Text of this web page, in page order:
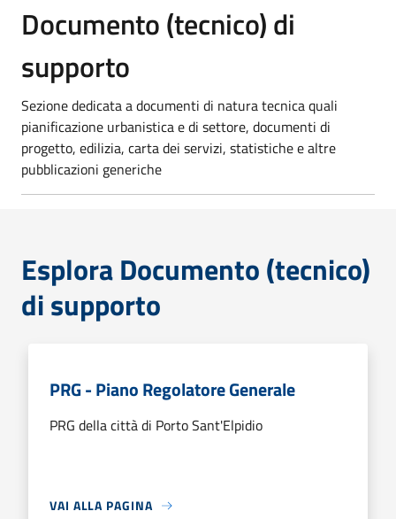
Documento (tecnico) di
supporto
Sezione dedicata a documenti di natura tecnica quali
pianificazione urbanistica e di settore, documenti di
progetto, edilizia, carta dei servizi, statistiche e altre
pubblicazioni generiche
Esplora Documento (tecnico)
di supporto
PRG - Piano Regolatore Generale
PRG della città di Porto Sant'Elpidio
VAI ALLA PAGINA